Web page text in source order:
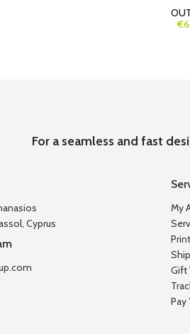
For a seamless and fast
Cyprus
My
Gift
Pay